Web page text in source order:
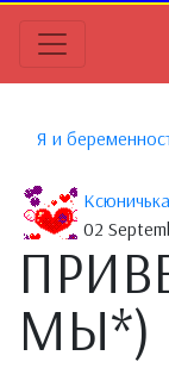
Я и
02
МЫ*)